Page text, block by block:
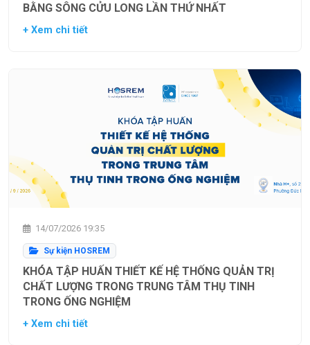
BẰNG SÔNG CỬU LONG LẦN THỨ NHẤT
+ Xem chi tiết
14/07/2026 19:35
Sự kiện HOSREM
KHÓA TẬP HUẤN THIẾT KẾ HỆ THỐNG QUẢN TRỊ
CHẤT LƯỢNG TRONG TRUNG TÂM THỤ TINH
TRONG ỐNG NGHIỆM
+ Xem chi tiết